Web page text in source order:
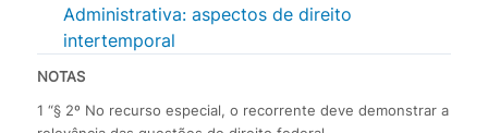
Administrativa: aspectos de direito
intertemporal
NOTAS
1 “§ 2º No recurso especial, o recorrente deve demonstrar a